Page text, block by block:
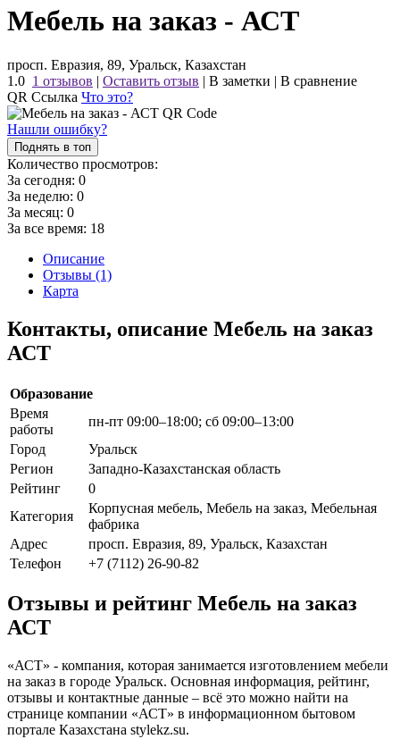
Мебель на заказ - АСТ
просп. Евразия, 89, Уральск, Казахстан
1.0 1 отзывов | Оставить отзыв | В заметки | В сравнение
QR Ссылка Что это?
Нашли ошибку?
Поднять в топ
Количество просмотров:
За сегодня: 0
За неделю: 0
За месяц: 0
За все время: 18
Описание
Отзывы (1)
Карта
Контакты, описание Мебель на заказ
АСТ
Образование
Время
работы
пн-пт 09:00–18:00; сб 09:00–13:00
Город
Уральск
Регион
Западно-Казахстанская область
Рейтинг
0
Категория
Корпусная мебель, Мебель на заказ, Мебельная
фабрика
Адрес
просп. Евразия, 89, Уральск, Казахстан
Телефон
+7 (7112) 26-90-82
Отзывы и рейтинг Мебель на заказ
АСТ
«АСТ» - компания, которая занимается изготовлением мебели
на заказ в городе Уральск. Основная информация, рейтинг,
отзывы и контактные данные – всё это можно найти на
странице компании «АСТ» в информационном бытовом
портале Казахстана stylekz.su.